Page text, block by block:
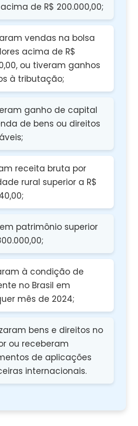
de R$ 200.000,00;
vendas na bolsa
acima de R$
ou tiveram ganhos
à tributação;
ganho de capital
de bens ou direitos
receita bruta por
rural superior a R$
patrimônio superior
à condição de
no Brasil em
mês de 2024;
bens e direitos no
ou receberam
de aplicações
internacionais.